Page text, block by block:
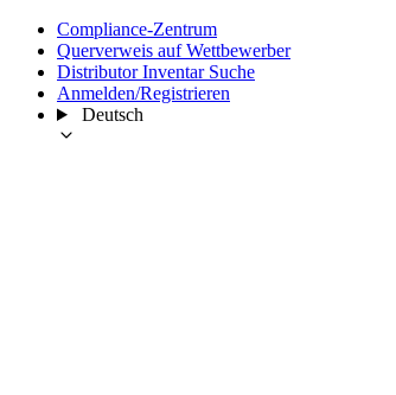
Compliance-Zentrum
Querverweis auf Wettbewerber
Distributor Inventar Suche
Anmelden/Registrieren
Deutsch